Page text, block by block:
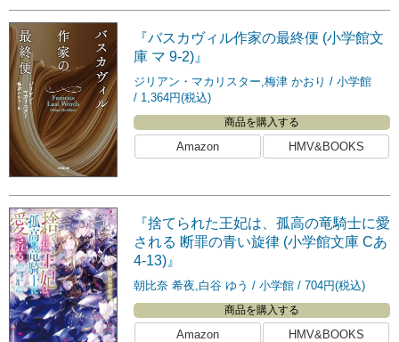
『バスカヴィル作家の最終便 (小学館文
庫 マ 9-2)』
ジリアン・マカリスター,梅津 かおり
小学館
1,364円(税込)
商品を購入する
Amazon HMV&BOOKS
『捨てられた王妃は、孤高の竜騎士に愛
される 断罪の青い旋律 (小学館文庫 Cあ
4-13)』
朝比奈 希夜,白谷 ゆう 小学館 704円(税込)
商品を購入する
Amazon HMV&BOOKS